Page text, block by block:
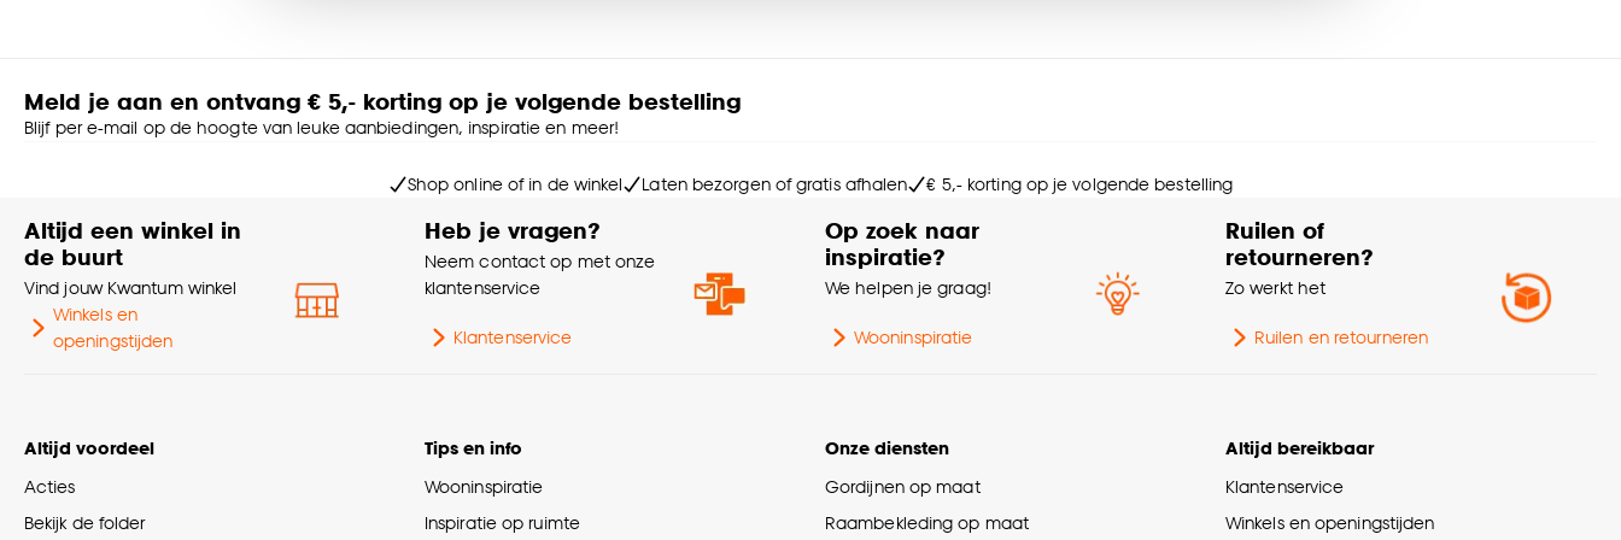
Lungro
Retro, Bohemian
40 CM
Meld je aan en ontvang € 5,- korting op je volgende bestelling
Blijf per e-mail op de hoogte van leuke aanbiedingen, inspiratie en meer!
Shop online of in de winkel Laten bezorgen of gratis afhalen € 5,- korting op je volgende bestelling
Altijd een winkel in
de buurt
Vind jouw Kwantum winkel
Winkels en
openingstijden
Heb je vragen?
Neem contact op met onze
klantenservice
Klantenservice
Op zoek naar
inspiratie?
We helpen je graag!
Wooninspiratie
Ruilen of
retourneren?
Zo werkt het
Ruilen en retourneren
Altijd voordeel
Acties
Bekijk de folder
Tips en info
Wooninspiratie
Inspiratie op ruimte
Onze diensten
Gordijnen op maat
Raambekleding op maat
Altijd bereikbaar
Klantenservice
Winkels en openingstijden